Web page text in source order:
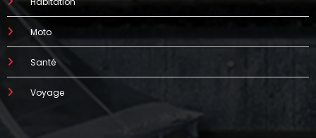
Moto
Santé
Voyage